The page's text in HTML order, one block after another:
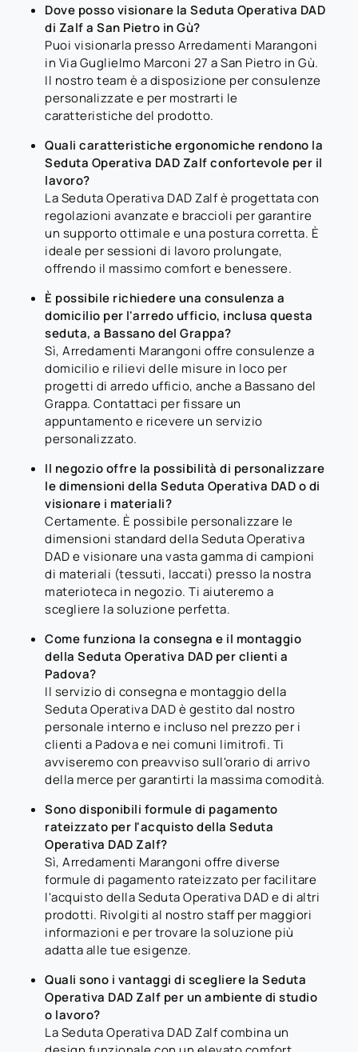
Dove posso visionare la Seduta Operativa DAD
di Zalf a San Pietro in Gù?
Puoi visionarla presso Arredamenti Marangoni
in Via Guglielmo Marconi 27 a San Pietro in Gù.
Il nostro team è a disposizione per consulenze
personalizzate e per mostrarti le
caratteristiche del prodotto.
Quali caratteristiche ergonomiche rendono la
Seduta Operativa DAD Zalf confortevole per il
lavoro?
La Seduta Operativa DAD Zalf è progettata con
regolazioni avanzate e braccioli per garantire
un supporto ottimale e una postura corretta. È
ideale per sessioni di lavoro prolungate,
offrendo il massimo comfort e benessere.
È possibile richiedere una consulenza a
domicilio per l'arredo ufficio, inclusa questa
seduta, a Bassano del Grappa?
Sì, Arredamenti Marangoni offre consulenze a
domicilio e rilievi delle misure in loco per
progetti di arredo ufficio, anche a Bassano del
Grappa. Contattaci per fissare un
appuntamento e ricevere un servizio
personalizzato.
Il negozio offre la possibilità di personalizzare
le dimensioni della Seduta Operativa DAD o di
visionare i materiali?
Certamente. È possibile personalizzare le
dimensioni standard della Seduta Operativa
DAD e visionare una vasta gamma di campioni
di materiali (tessuti, laccati) presso la nostra
materioteca in negozio. Ti aiuteremo a
scegliere la soluzione perfetta.
Come funziona la consegna e il montaggio
della Seduta Operativa DAD per clienti a
Padova?
Il servizio di consegna e montaggio della
Seduta Operativa DAD è gestito dal nostro
personale interno e incluso nel prezzo per i
clienti a Padova e nei comuni limitrofi. Ti
avviseremo con preavviso sull'orario di arrivo
della merce per garantirti la massima comodità.
Sono disponibili formule di pagamento
rateizzato per l'acquisto della Seduta
Operativa DAD Zalf?
Sì, Arredamenti Marangoni offre diverse
formule di pagamento rateizzato per facilitare
l'acquisto della Seduta Operativa DAD e di altri
prodotti. Rivolgiti al nostro staff per maggiori
informazioni e per trovare la soluzione più
adatta alle tue esigenze.
Quali sono i vantaggi di scegliere la Seduta
Operativa DAD Zalf per un ambiente di studio
o lavoro?
La Seduta Operativa DAD Zalf combina un